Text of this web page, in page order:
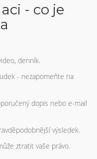
- co je
denník.
- nezapomeňte na
dopis nebo e-mail
výsledek.
ztratit vaše právo.